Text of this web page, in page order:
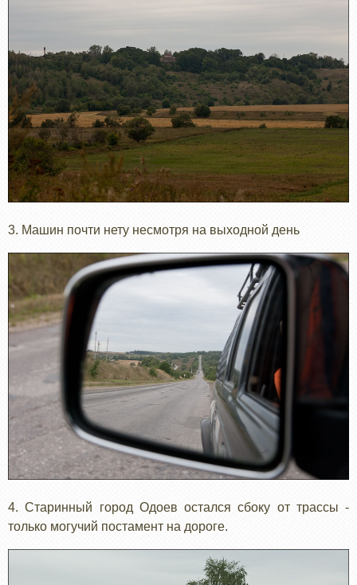
3. Машин почти нету несмотря на выходной день
4. Старинный город Одоев остался сбоку от трассы -
только могучий постамент на дороге.